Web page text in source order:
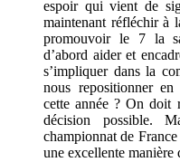
espoir qui vient de
maintenant réfléchir à
promouvoir le 7 la
d’abord aider et
s’impliquer dans la
nous repositionner
cette année ? On doit
décision possible.
championnat de
une excellente manière